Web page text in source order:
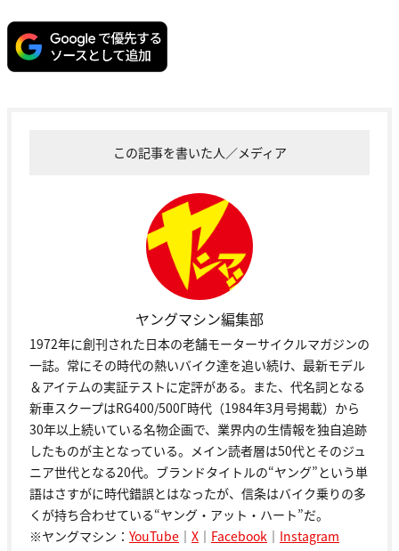
この記事を書いた人／メディア
ヤングマシン編集部
1972年に創刊された日本の老舗モーターサイクルマガジンの
一誌。常にその時代の熱いバイク達を追い続け、最新モデル
＆アイテムの実証テストに定評がある。また、代名詞となる
新車スクープはRG400/500Γ時代（1984年3月号掲載）から
30年以上続いている名物企画で、業界内の生情報を独自追跡
したものが主となっている。メイン読者層は50代とそのジュ
ニア世代となる20代。ブランドタイトルの“ヤング”という単
語はさすがに時代錯誤とはなったが、信条はバイク乗りの多
くが持ち合わせている“ヤング・アット・ハート”だ。
※ヤングマシン： YouTube ｜ X ｜ Facebook ｜ Instagram